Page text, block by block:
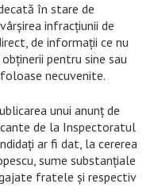
în stare de
infracțiunii de
de informații ce nu
pentru sine sau
necuvenite.
unui anunț de
de la Inspectoratul
ar fi dat, la cererea
sume substanțiale
fratele și respectiv